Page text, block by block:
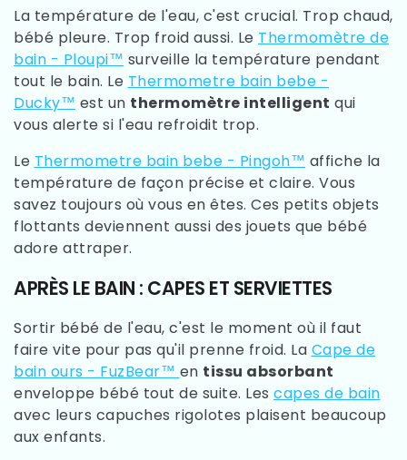
La température de l'eau, c'est crucial. Trop chaud,
bébé pleure. Trop froid aussi. Le Thermomètre de
bain - Ploupi™ surveille la température pendant
tout le bain. Le Thermometre bain bebe -
Ducky™ est un thermomètre intelligent qui
vous alerte si l'eau refroidit trop.
Le Thermometre bain bebe - Pingoh™ affiche la
température de façon précise et claire. Vous
savez toujours où vous en êtes. Ces petits objets
flottants deviennent aussi des jouets que bébé
adore attraper.
APRÈS LE BAIN : CAPES ET SERVIETTES
Sortir bébé de l'eau, c'est le moment où il faut
faire vite pour pas qu'il prenne froid. La Cape de
bain ours - FuzBear™ en tissu absorbant
enveloppe bébé tout de suite. Les capes de bain
avec leurs capuches rigolotes plaisent beaucoup
aux enfants.